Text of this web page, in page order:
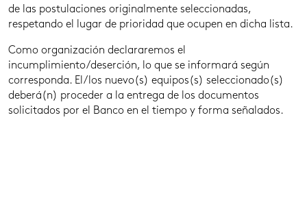
de las postulaciones originalmente seleccionadas,
respetando el lugar de prioridad que ocupen en dicha lista.
Como organización declararemos el
incumplimiento/deserción, lo que se informará según
corresponda. El/los nuevo(s) equipos(s) seleccionado(s)
deberá(n) proceder a la entrega de los documentos
solicitados por el Banco en el tiempo y forma señalados.